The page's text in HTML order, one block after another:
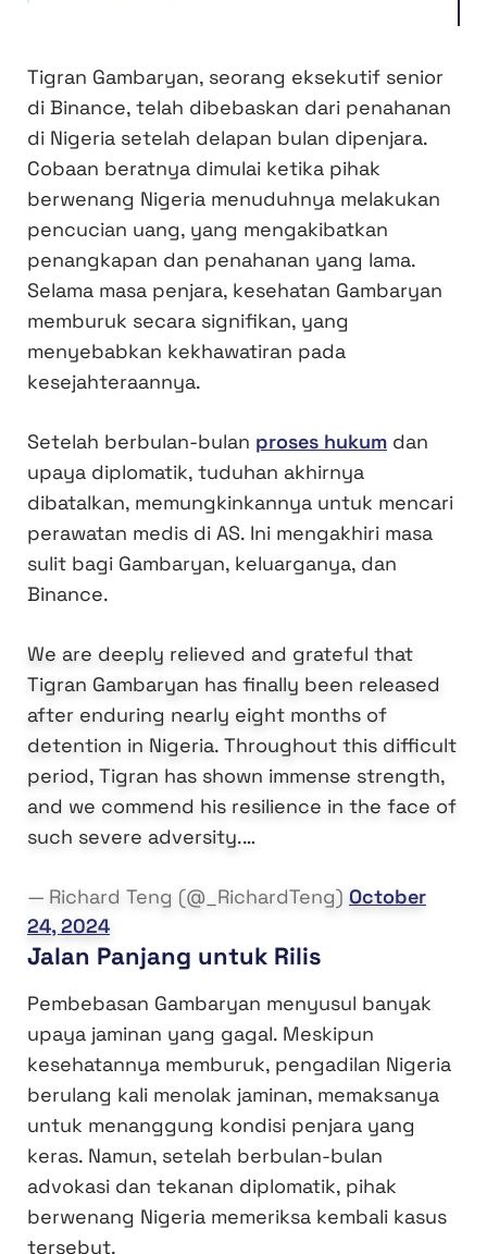
Tigran Gambaryan, seorang eksekutif senior
di Binance, telah dibebaskan dari penahanan
di Nigeria setelah delapan bulan dipenjara.
Cobaan beratnya dimulai ketika pihak
berwenang Nigeria menuduhnya melakukan
pencucian uang, yang mengakibatkan
penangkapan dan penahanan yang lama.
Selama masa penjara, kesehatan Gambaryan
memburuk secara signifikan, yang
menyebabkan kekhawatiran pada
kesejahteraannya.
Setelah berbulan-bulan proses hukum dan
upaya diplomatik, tuduhan akhirnya
dibatalkan, memungkinkannya untuk mencari
perawatan medis di AS. Ini mengakhiri masa
sulit bagi Gambaryan, keluarganya, dan
Binance.
We are deeply relieved and grateful that
Tigran Gambaryan has finally been released
after enduring nearly eight months of
detention in Nigeria. Throughout this difficult
period, Tigran has shown immense strength,
and we commend his resilience in the face of
such severe adversity.…
— Richard Teng (@_RichardTeng) October
24, 2024
Jalan Panjang untuk Rilis
Pembebasan Gambaryan menyusul banyak
upaya jaminan yang gagal. Meskipun
kesehatannya memburuk, pengadilan Nigeria
berulang kali menolak jaminan, memaksanya
untuk menanggung kondisi penjara yang
keras. Namun, setelah berbulan-bulan
advokasi dan tekanan diplomatik, pihak
berwenang Nigeria memeriksa kembali kasus
tersebut.